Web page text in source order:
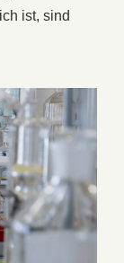
ist, sind